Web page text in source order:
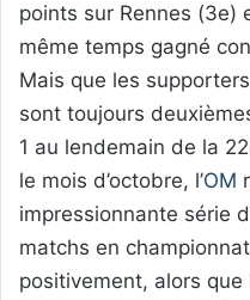
points sur Rennes (3e)
même temps gagné
Mais que les
sont toujours
1 au lendemain de la
le mois d’octobre, l’OM
impressionnante série
matchs en
positivement, alors que